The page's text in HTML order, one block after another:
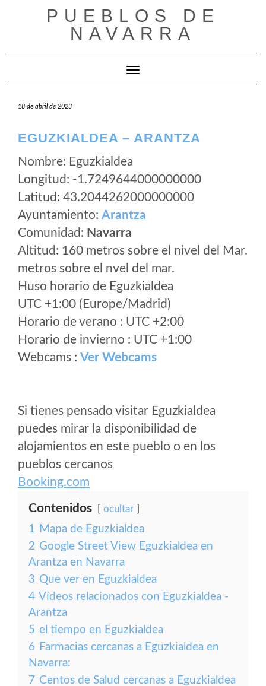
PUEBLOS DE
NAVARRA
Cambiar modo de navegación
18 de abril de 2023
EGUZKIALDEA – ARANTZA
Nombre: Eguzkialdea
Longitud: -1.7249644000000000
Latitud: 43.2044262000000000
Ayuntamiento: Arantza
Comunidad: Navarra
Altitud: 160 metros sobre el nivel del Mar.
metros sobre el nvel del mar.
Huso horario de Eguzkialdea
UTC +1:00 (Europe/Madrid)
Horario de verano : UTC +2:00
Horario de invierno : UTC +1:00
Webcams : Ver Webcams
Si tienes pensado visitar Eguzkialdea
puedes mirar la disponibilidad de
alojamientos en este pueblo o en los
pueblos cercanos
Booking.com
Contenidos ocultar
1 Mapa de Eguzkialdea
2 Google Street View Eguzkialdea en
Arantza en Navarra
3 Que ver en Eguzkialdea
4 Vídeos relacionados con Eguzkialdea -
Arantza
5 el tiempo en Eguzkialdea
6 Farmacias cercanas a Eguzkialdea en
Navarra:
7 Centos de Salud cercanas a Eguzkialdea